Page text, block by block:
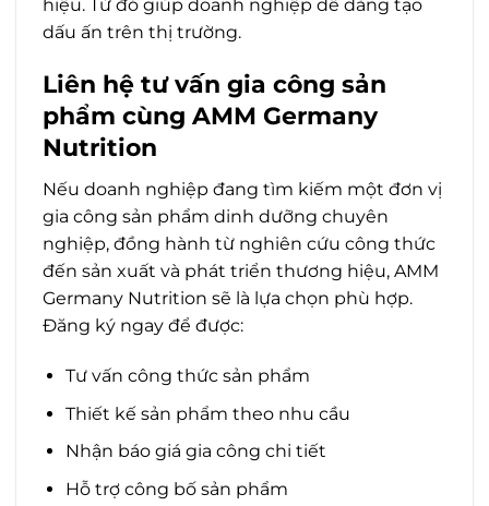
hiệu. Từ đó giúp doanh nghiệp dễ dàng tạo
dấu ấn trên thị trường.
Liên hệ tư vấn gia công sản
phẩm cùng AMM Germany
Nutrition
Nếu doanh nghiệp đang tìm kiếm một đơn vị
gia công sản phẩm dinh dưỡng chuyên
nghiệp, đồng hành từ nghiên cứu công thức
đến sản xuất và phát triển thương hiệu, AMM
Germany Nutrition sẽ là lựa chọn phù hợp.
Đăng ký ngay để được:
Tư vấn công thức sản phẩm
Thiết kế sản phẩm theo nhu cầu
Nhận báo giá gia công chi tiết
Hỗ trợ công bố sản phẩm